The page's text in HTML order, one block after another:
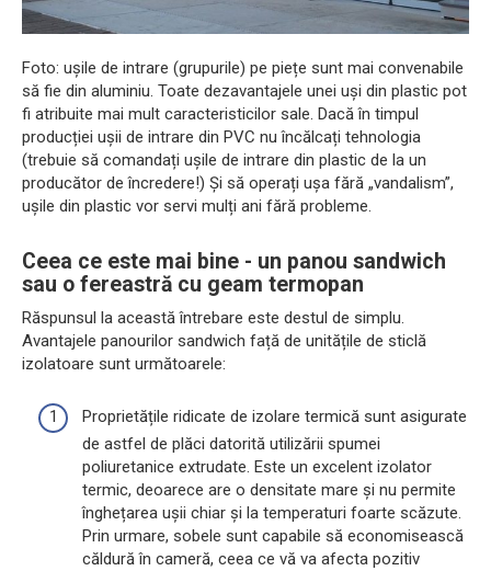
Foto: ușile de intrare (grupurile) pe piețe sunt mai convenabile
să fie din aluminiu. Toate dezavantajele unei uși din plastic pot
fi atribuite mai mult caracteristicilor sale. Dacă în timpul
producției ușii de intrare din PVC nu încălcați tehnologia
(trebuie să comandați ușile de intrare din plastic de la un
producător de încredere!) Și să operați ușa fără „vandalism”,
ușile din plastic vor servi mulți ani fără probleme.
Ceea ce este mai bine - un panou sandwich
sau o fereastră cu geam termopan
Răspunsul la această întrebare este destul de simplu.
Avantajele panourilor sandwich față de unitățile de sticlă
izolatoare sunt următoarele:
Proprietățile ridicate de izolare termică sunt asigurate
de astfel de plăci datorită utilizării spumei
poliuretanice extrudate. Este un excelent izolator
termic, deoarece are o densitate mare și nu permite
înghețarea ușii chiar și la temperaturi foarte scăzute.
Prin urmare, sobele sunt capabile să economisească
căldură în cameră, ceea ce vă va afecta pozitiv